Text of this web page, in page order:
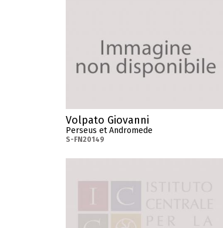
Volpato Giovanni
Perseus et Andromede
S-FN20149